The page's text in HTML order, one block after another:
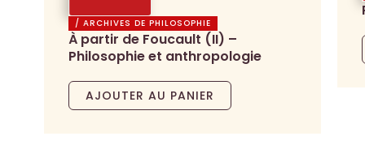
/ ARCHIVES DE PHILOSOPHIE
À partir de Foucault (II) –
Philosophie et anthropologie
AJOUTER AU PANIER